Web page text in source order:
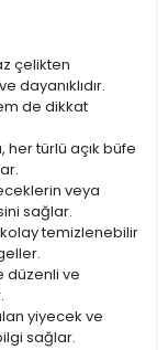
çelikten
dayanıklıdır.
de dikkat
her türlü açık büfe
veya
sağlar.
temizlenebilir
düzenli ve
yiyecek ve
sağlar.